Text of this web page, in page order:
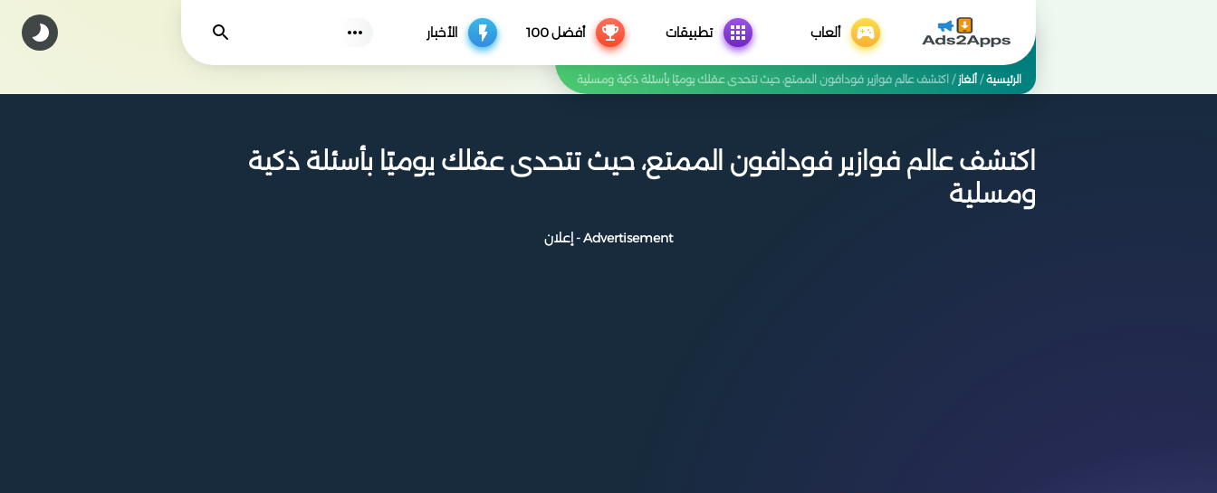
ألعاب تطبيقات أفضل 100 الأخبار يجد
الرئيسية/ ألغاز / اكتشف عالم فوازير فودافون الممتع، حيث تتحدى عقلك يوميًا بأسئلة ذكية ومسلية
اكتشف عالم فوازير فودافون الممتع، حيث تتحدى عقلك يوميًا بأسئلة ذكية
ومسلية
Advertisement - إعلان